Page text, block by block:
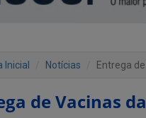
Inicial Notícias Entrega
de Vacinas